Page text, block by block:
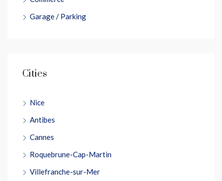
Garage / Parking
Cities
Nice
Antibes
Cannes
Roquebrune-Cap-Martin
Villefranche-sur-Mer